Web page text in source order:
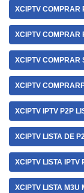
XCIPTV COMPRAR
XCIPTV COMPRAR
XCIPTV COMPRAR
XCIPTV
XCIPTV IPTV P2P
XCIPTV LISTA DE
XCIPTV LISTA IPTV
XCIPTV LISTA M3U